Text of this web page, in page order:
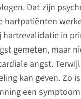
Dat zijn
hartpatiënten
hartrevalidatie in
gemeten, maar
angst.
kan geven. Zo
een